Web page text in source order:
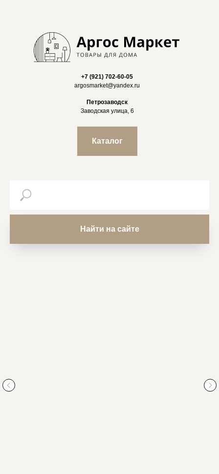
+7 (921) 702-60-05
argosmarket@yandex.ru
Петрозаводск
Заводская улица, 6
Каталог
Найти на сайте